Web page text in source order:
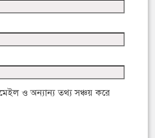
ও অন্যান্য তথ্য সঞ্চয় করে